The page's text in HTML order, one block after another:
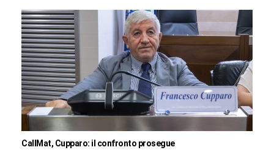
CallMat, Cupparo: il confronto prosegue